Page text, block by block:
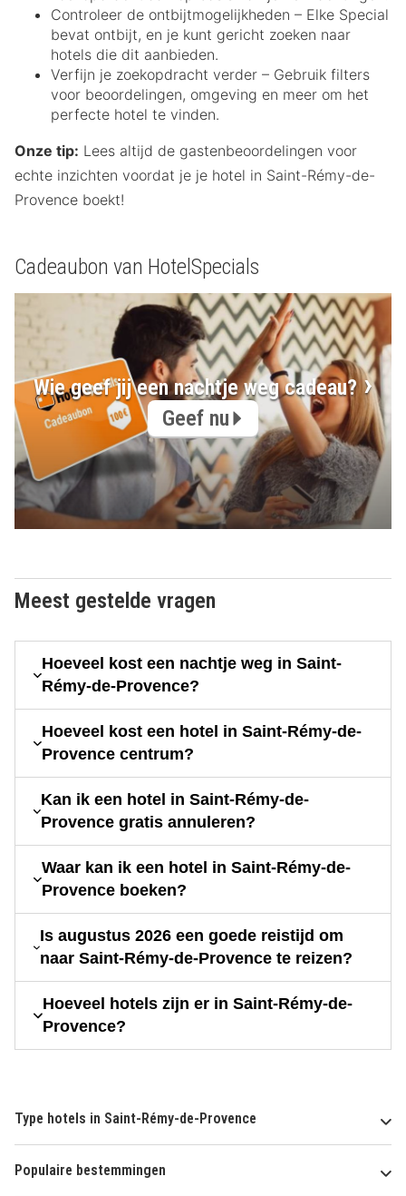
Controleer de ontbijtmogelijkheden – Elke Special
bevat ontbijt, en je kunt gericht zoeken naar
hotels die dit aanbieden.
Verfijn je zoekopdracht verder – Gebruik filters
voor beoordelingen, omgeving en meer om het
perfecte hotel te vinden.
Onze tip: Lees altijd de gastenbeoordelingen voor
echte inzichten voordat je je hotel in Saint-Rémy-de-
Provence boekt!
Cadeaubon van HotelSpecials
Wie geef jij een nachtje weg cadeau?
Geef nu
Meest gestelde vragen
Hoeveel kost een nachtje weg in Saint-
Rémy-de-Provence?
Hoeveel kost een hotel in Saint-Rémy-de-
Provence centrum?
Kan ik een hotel in Saint-Rémy-de-
Provence gratis annuleren?
Waar kan ik een hotel in Saint-Rémy-de-
Provence boeken?
Is augustus 2026 een goede reistijd om
naar Saint-Rémy-de-Provence te reizen?
Hoeveel hotels zijn er in Saint-Rémy-de-
Provence?
Type hotels in Saint-Rémy-de-Provence
Populaire bestemmingen